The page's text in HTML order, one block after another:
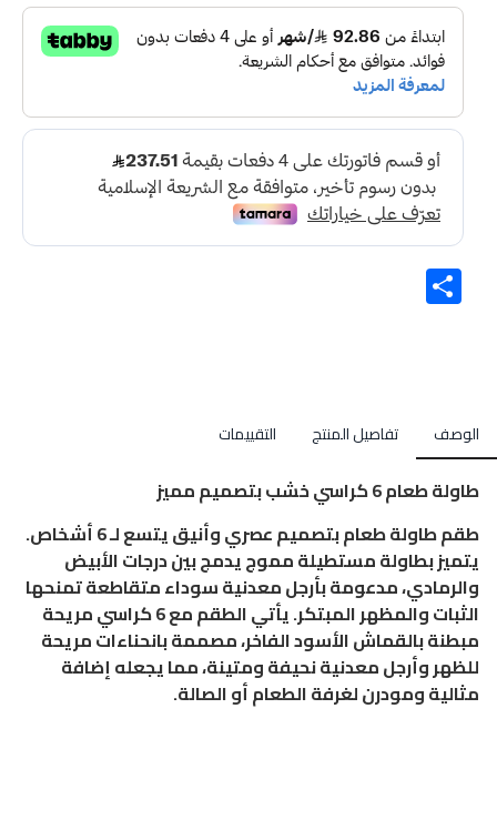
Share
الوصف تفاصيل المنتج التقييمات
طاولة طعام 6 كراسي خشب بتصميم مميز
طقم طاولة طعام بتصميم عصري وأنيق يتسع لـ 6 أشخاص.
يتميز بطاولة مستطيلة مموج يدمج بين درجات الأبيض
والرمادي، مدعومة بأرجل معدنية سوداء متقاطعة تمنحها
الثبات والمظهر المبتكر. يأتي الطقم مع 6 كراسي مريحة
مبطنة بالقماش الأسود الفاخر، مصممة بانحناءات مريحة
للظهر وأرجل معدنية نحيفة ومتينة، مما يجعله إضافة
مثالية ومودرن لغرفة الطعام أو الصالة.